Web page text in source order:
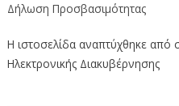
Δήλωση Προσβασιμότητας
Η ιστοσελίδα αναπτύχθηκε από
Ηλεκτρονικής Διακυβέρνησης